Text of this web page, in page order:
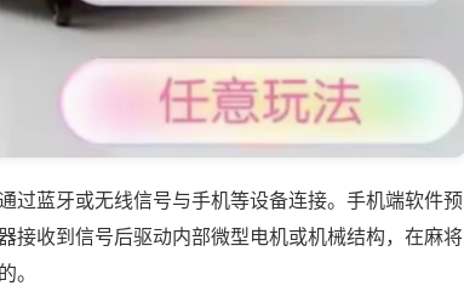
过蓝牙或无线信号与手机等设备连接。手机端软件预
接收到信号后驱动内部微型电机或机械结构，在麻将
。